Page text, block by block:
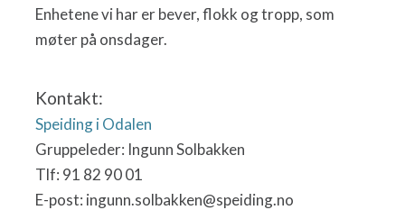
Enhetene vi har er bever, flokk og tropp, som
møter på onsdager.
Kontakt:
Speiding i Odalen
Gruppeleder: Ingunn Solbakken
Tlf: 91 82 90 01
E-post: ingunn.solbakken@speiding.no